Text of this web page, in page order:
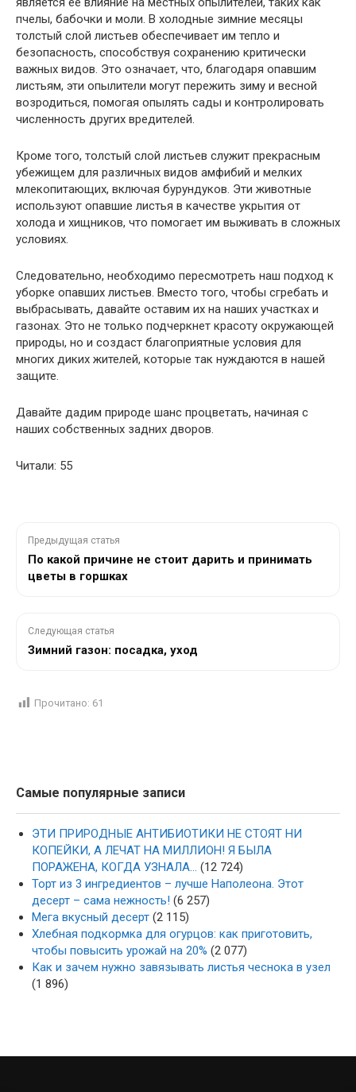
пчелы, бабочки и моли. В холодные зимние месяцы
толстый слой листьев обеспечивает им тепло и
безопасность, способствуя сохранению критически
важных видов. Это означает, что, благодаря опавшим
листьям, эти опылители могут пережить зиму и весной
возродиться, помогая опылять сады и контролировать
численность других вредителей.
Кроме того, толстый слой листьев служит прекрасным
убежищем для различных видов амфибий и мелких
млекопитающих, включая бурундуков. Эти животные
используют опавшие листья в качестве укрытия от
холода и хищников, что помогает им выживать в сложных
условиях.
Следовательно, необходимо пересмотреть наш подход к
уборке опавших листьев. Вместо того, чтобы сгребать и
выбрасывать, давайте оставим их на наших участках и
газонах. Это не только подчеркнет красоту окружающей
природы, но и создаст благоприятные условия для
многих диких жителей, которые так нуждаются в нашей
защите.
Давайте дадим природе шанс процветать, начиная с
наших собственных задних дворов.
Читали: 55
Предыдущая статья
По какой причине не стоит дарить и принимать
цветы в горшках
Следующая статья
Зимний газон: посадка, уход
Прочитано: 61
Самые популярные записи
ЭТИ ПРИРОДНЫЕ АНТИБИОТИКИ НЕ СТОЯТ НИ
КОПЕЙКИ, А ЛЕЧАТ НА МИЛЛИОН! Я БЫЛА
ПОРАЖЕНА, КОГДА УЗНАЛА… (12 724)
Торт из 3 ингредиентов – лучше Наполеона. Этот
десерт – сама нежность! (6 257)
Мега вкусный десерт (2 115)
Хлебная подкормка для огурцов: как приготовить,
чтобы повысить урожай на 20% (2 077)
Как и зачем нужно завязывать листья чеснока в узел
(1 896)